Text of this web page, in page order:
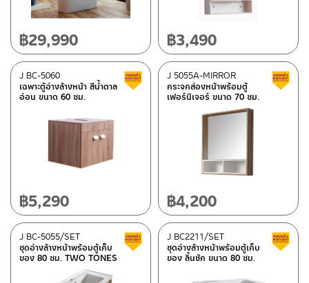
฿29,990 ฿3,490
เฉพาะตู้อ่างล้างหน้า สีน้ำตาล
อ่อน ขนาด 60 ซม.
J BC-5060 Clearance sale
฿5,290
กระจกส่องหน้าพร้อมตู้
เฟอร์นิเจอร์ ขนาด 70 ซม.
J 5055A-MIRROR
฿4,200
ชุดอ่างล้างหน้าพร้อมตู้เก็บ
ของ 80 ซม. TWO TONES
J BC-5055/SET Clearance sale
ชุดอ่างล้างหน้าพร้อมตู้เก็บ
ของ ลิ้นชัก ขนาด 80 ซม.
J BC2211/SET